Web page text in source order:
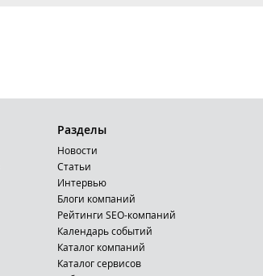
Разделы
Новости
Статьи
Интервью
Блоги компаний
Рейтинги SEO-компаний
Календарь событий
Каталог компаний
Каталог сервисов